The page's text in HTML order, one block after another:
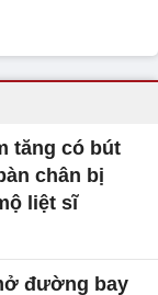
tăng có bút
chân bị
liệt sĩ
đường bay